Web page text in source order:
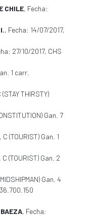
CHILE, Fecha:
, Fecha: 14/07/2017,
27/10/2017, CHS
1 carr.
(STAY THIRSTY)
Gan. 7
C (TOURIST) Gan. 1
C (TOURIST) Gan. 2
Gan. 4
, Fecha: